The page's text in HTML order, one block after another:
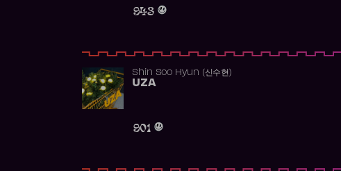
943
Shin Soo Hyun (신수현)
UZA
901